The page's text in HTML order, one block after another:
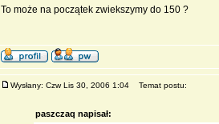
To może na początek zwiekszymy do 150 ?
Wysłany: Czw Lis 30, 2006 1:04 Temat postu:
paszczaq napisał: